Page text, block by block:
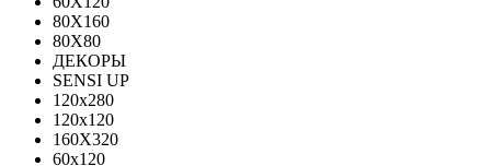
80X160
80X80
ДЕКОРЫ
SENSI UP
120x280
120х120
160X320
60х120